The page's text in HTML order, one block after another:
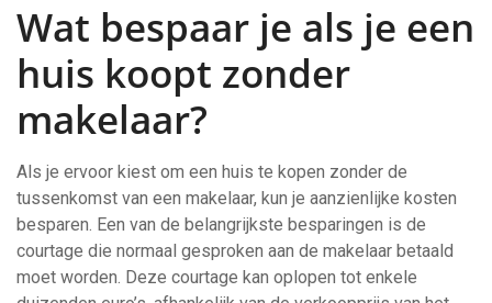
Wat bespaar je als je een
huis koopt zonder
makelaar?
Als je ervoor kiest om een huis te kopen zonder de
tussenkomst van een makelaar, kun je aanzienlijke kosten
besparen. Een van de belangrijkste besparingen is de
courtage die normaal gesproken aan de makelaar betaald
moet worden. Deze courtage kan oplopen tot enkele